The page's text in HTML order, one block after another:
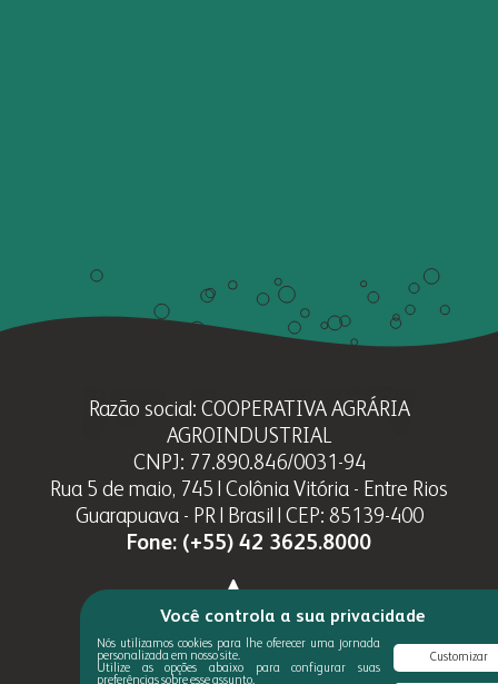
Razão social: COOPERATIVA AGRÁRIA
AGROINDUSTRIAL
CNPJ: 77.890.846/0031-94
Rua 5 de maio, 745 | Colônia Vitória - Entre Rios
Guarapuava - PR | Brasil | CEP: 85139-400
Fone: (+55) 42 3625.8000
Você controla a sua privacidade
Nós utilizamos cookies para lhe oferecer uma jornada
personalizada em nosso site.
Utilize as opções abaixo para configurar suas
preferências sobre esse assunto.
Customizar